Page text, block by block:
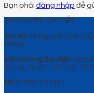
Bạn phải đăng nhập để
THÔNG TIN CHI TIẾT
Trụ sở: 44 Nguyễn Sinh
Nẵng.
Văn phòng đại diện: 262
Trung, Quận Cẩm Lệ, TP.
MST: 4001217411